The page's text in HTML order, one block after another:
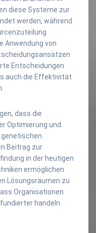
diese Systeme zur
werden, während
Anwendung von
Entscheidungen
auch die Effektivität
dass die
Optimierung und
Beitrag zur
in der heutigen
ermöglichen
Lösungsräumen zu
Organisationen
handeln